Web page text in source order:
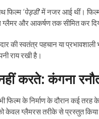
फिल्म ‘पेड्डी’में नजर आई थीं। फिल्म
ग्लैमर और आकर्षण तक सीमित कर
स्वतंत्र पहचान या प्रभावशाली
राय रखी है।
करते: कंगना
के निर्माण के दौरान कई तरह
केवल ग्लैमरस तरीके से प्रस्तुत